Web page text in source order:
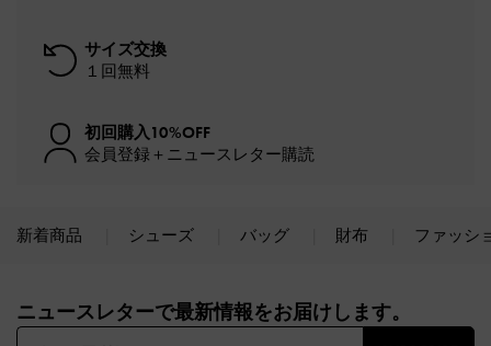
サイズ交換
１回無料
初回購入10%OFF
会員登録＋ニュースレター購読
新着商品 シューズ バッグ 財布 ファッシ
ニュースレターで最新情報をお届けします。​